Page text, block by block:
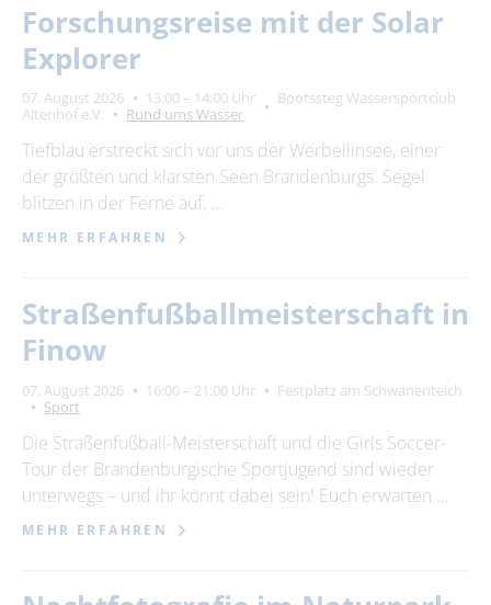
Forschungsreise mit der Solar
Explorer
07. August 2026 13:00 – 14:00 Uhr
Bootssteg Wassersportclub
Altenhof e.V.
Rund ums Wasser
Tiefblau erstreckt sich vor uns der Werbellinsee, einer
der größten und klarsten Seen Brandenburgs. Segel
blitzen in der Ferne auf, …
MEHR ERFAHREN
Straßenfußballmeisterschaft in
Finow
07. August 2026 16:00 – 21:00 Uhr
Festplatz am Schwanenteich
Sport
Die Straßenfußball-Meisterschaft und die Girls Soccer-
Tour der Brandenburgische Sportjugend sind wieder
unterwegs – und ihr könnt dabei sein! Euch erwarten …
MEHR ERFAHREN